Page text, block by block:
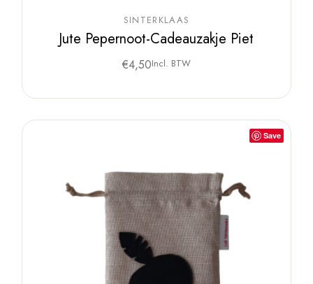
SINTERKLAAS
Jute Pepernoot-Cadeauzakje Piet
€4,50Incl. BTW
Save